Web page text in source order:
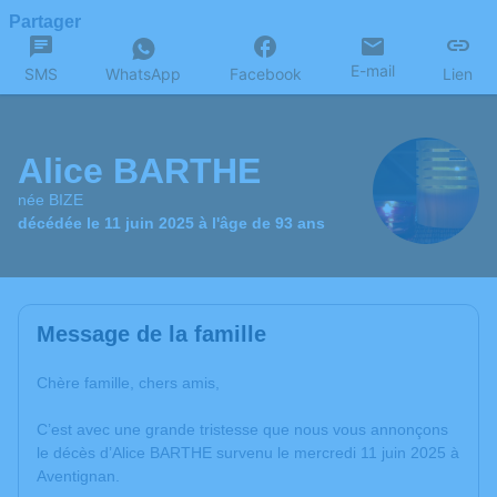
Partager
SMS WhatsApp Facebook E-mail Lien
Alice BARTHE
née BIZE
décédée le 11 juin 2025 à l'âge de 93 ans
Message de la famille
Chère famille, chers amis,
C’est avec une grande tristesse que nous vous annonçons
le décès d’Alice BARTHE survenu le mercredi 11 juin 2025 à
Aventignan.